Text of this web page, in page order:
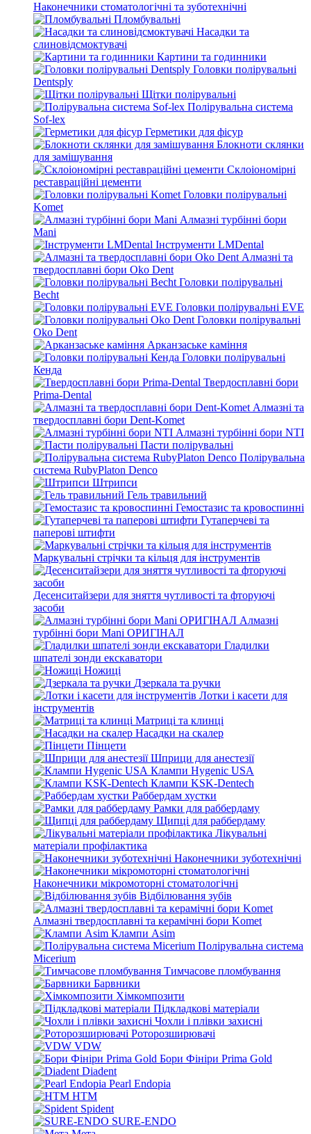
Наконечники стоматологічні та зуботехнічні
Пломбувальні
Насадки та
слиновідсмоктувачі
Картини та годинники
Головки полірувальні
Dentsply
Щітки полірувальні
Полірувальна система
Sof-lex
Герметики для фісур
Блокноти склянки
для замішування
Склоіономірні
реставраційні цементи
Головки полірувальні
Komet
Алмазні турбінні бори
Mani
Інструменти LMDental
Алмазні та
твердосплавні бори Oko Dent
Головки полірувальні
Becht
Головки полірувальні EVE
Головки полірувальні
Oko Dent
Арканзаське каміння
Головки полірувальні
Кенда
Твердосплавні бори
Prima-Dental
Алмазні та
твердосплавні бори Dent-Komet
Алмазні турбінні бори NTI
Пасти полірувальні
Полірувальна
система RubyPlaton Denco
Штрипси
Гель травильний
Гемостазис та кровоспинні
Гутаперчеві та
паперові штифти
Маркувальні стрічки та кільця для інструментів
Десенситайзери для зняття чутливості та фторуючі
засоби
Алмазні
турбінні бори Mani ОРИГІНАЛ
Гладилки
шпателі зонди екскаватори
Ножиці
Дзеркала та ручки
Лотки і касети для
інструментів
Матриці та клинці
Насадки на скалер
Пінцети
Шприци для анестезії
Клампи Hygenic USA
Клампи KSK-Dentech
Раббердам хустки
Рамки для раббердаму
Щипці для раббердаму
Лікувальні
матеріали профілактика
Наконечники зуботехнічні
Наконечники мікромоторні стоматологічні
Відбілювання зубів
Алмазні твердосплавні та керамічні бори Komet
Клампи Asim
Полірувальна система
Micerium
Тимчасове пломбування
Барвники
Хімкомпозити
Підкладкові матеріали
Чохли і плівки захисні
Роторозширювачі
VDW
Бори Фініри Prima Gold
Diadent
Pearl Endopia
HTM
Spident
SURE-ENDO